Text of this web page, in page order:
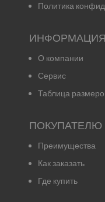
Политика
ИНФОРМАЦИЯ
О компании
Сервис
Таблица
ПОКУПАТЕЛЮ
Преимущества
Как заказать
Где купить